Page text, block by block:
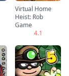
Virtual Home
Heist: Rob
Game
4.1